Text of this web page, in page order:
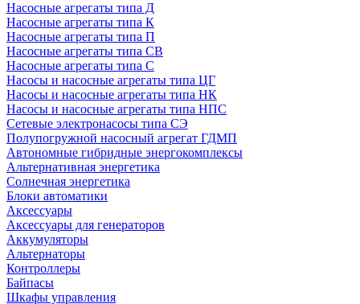
Насосные агрегаты типа Д
Насосные агрегаты типа К
Насосные агрегаты типа П
Насосные агрегаты типа СВ
Насосные агрегаты типа С
Насосы и насосные агрегаты типа ЦГ
Насосы и насосные агрегаты типа НК
Насосы и насосные агрегаты типа НПС
Сетевые электронасосы типа СЭ
Полупогружной насосный агрегат ГДМП
Автономные гибридные энергокомплексы
Альтернативная энергетика
Солнечная энергетика
Блоки автоматики
Аксессуары
Аксессуары для генераторов
Аккумуляторы
Альтернаторы
Контроллеры
Байпасы
Шкафы управления